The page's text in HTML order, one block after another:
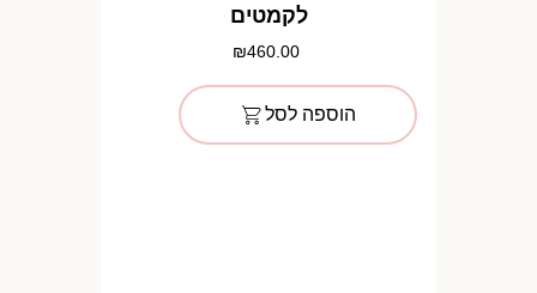
לקמטים
460.00
₪
הוספה לסל